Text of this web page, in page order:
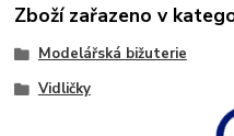
Zboží zařazeno v
Modelářská bižuterie
Vidličky